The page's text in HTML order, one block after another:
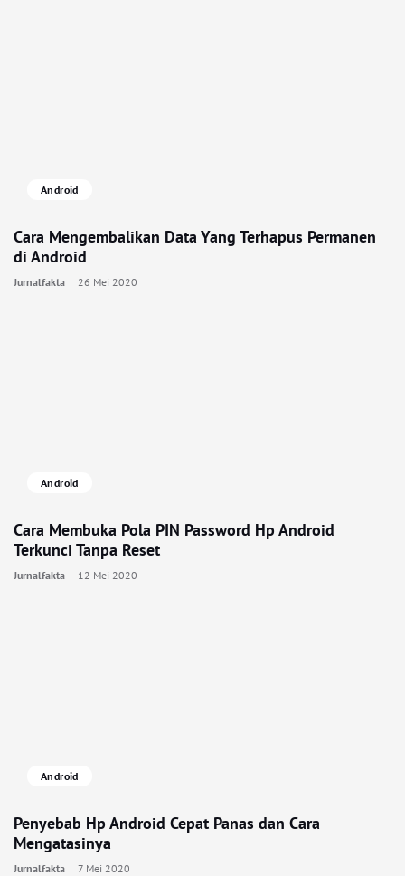
Android
Cara Mengembalikan Data Yang Terhapus Permanen
di Android
Jurnalfakta 26 Mei 2020
Android
Cara Membuka Pola PIN Password Hp Android
Terkunci Tanpa Reset
Jurnalfakta 12 Mei 2020
Android
Penyebab Hp Android Cepat Panas dan Cara
Mengatasinya
Jurnalfakta 7 Mei 2020